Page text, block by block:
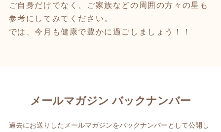
ご自身だけでなく、ご家族などの周囲の方々の星も
参考にしてみてください。
では、今月も健康で豊かに過ごしましょう！！
メールマガジン バックナンバー
過去にお送りしたメールマガジンをバックナンバーとして公開し